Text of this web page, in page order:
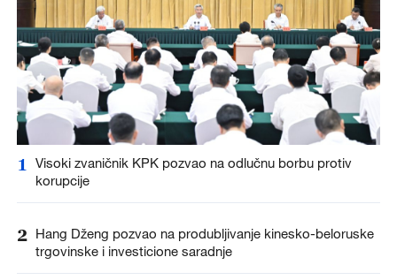
1
Visoki zvaničnik KPK pozvao na odlučnu borbu protiv
korupcije
2 Hang Dženg pozvao na produbljivanje kinesko-beloruske
trgovinske i investicione saradnje